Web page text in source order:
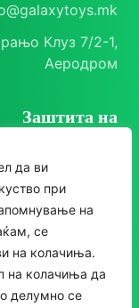
да ви
при
на
се
на колачиња.
на колачиња да
делумно се
Клуз 7/2-1,
Аеродром
Заштита на
Политика на
приватност
за колачиња
Следете нè
Instagram
Facebook